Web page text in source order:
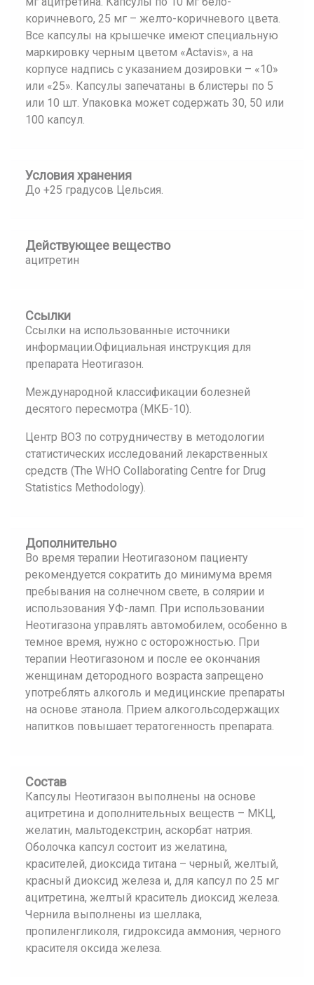
коричневого, 25 мг – желто-коричневого цвета.
Все капсулы на крышечке имеют специальную
маркировку черным цветом «Actavis», а на
корпусе надпись с указанием дозировки – «10»
или «25». Капсулы запечатаны в блистеры по 5
или 10 шт. Упаковка может содержать 30, 50 или
100 капсул.
Условия хранения
До +25 градусов Цельсия.
Действующее вещество
ацитретин
Ссылки
Ссылки на использованные источники
информации.Официальная инструкция для
препарата Неотигазон.
Международной классификации болезней
десятого пересмотра (МКБ-10).
Центр ВОЗ по сотрудничеству в методологии
статистических исследований лекарственных
средств (The WHO Collaborating Centre for Drug
Statistics Methodology).
Дополнительно
Во время терапии Неотигазоном пациенту
рекомендуется сократить до минимума время
пребывания на солнечном свете, в солярии и
использования УФ-ламп. При использовании
Неотигазона управлять автомобилем, особенно в
темное время, нужно с осторожностью. При
терапии Неотигазоном и после ее окончания
женщинам детородного возраста запрещено
употреблять алкоголь и медицинские препараты
на основе этанола. Прием алкогольсодержащих
напитков повышает тератогенность препарата.
Состав
Капсулы Неотигазон выполнены на основе
ацитретина и дополнительных веществ – МКЦ,
желатин, мальтодекстрин, аскорбат натрия.
Оболочка капсул состоит из желатина,
красителей, диоксида титана – черный, желтый,
красный диоксид железа и, для капсул по 25 мг
ацитретина, желтый краситель диоксид железа.
Чернила выполнены из шеллака,
пропиленгликоля, гидроксида аммония, черного
красителя оксида железа.